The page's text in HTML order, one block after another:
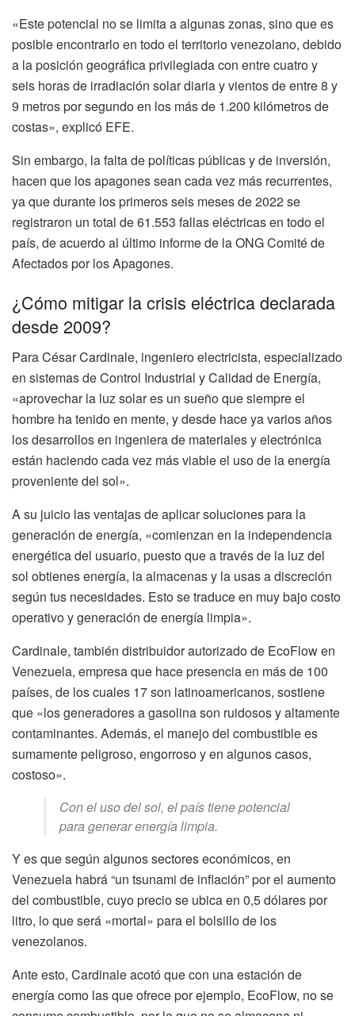
«Este potencial no se limita a algunas zonas, sino que es
posible encontrarlo en todo el territorio venezolano, debido
a la posición geográfica privilegiada con entre cuatro y
seis horas de irradiación solar diaria y vientos de entre 8 y
9 metros por segundo en los más de 1.200 kilómetros de
costas», explicó EFE.
Sin embargo, la falta de políticas públicas y de inversión,
hacen que los apagones sean cada vez más recurrentes,
ya que durante los primeros seis meses de 2022 se
registraron un total de 61.553 fallas eléctricas en todo el
país, de acuerdo al último informe de la ONG Comité de
Afectados por los Apagones.
¿Cómo mitigar la crisis eléctrica declarada
desde 2009?
Para César Cardinale, ingeniero electricista, especializado
en sistemas de Control Industrial y Calidad de Energía,
«aprovechar la luz solar es un sueño que siempre el
hombre ha tenido en mente, y desde hace ya varios años
los desarrollos en ingeniera de materiales y electrónica
están haciendo cada vez más viable el uso de la energía
proveniente del sol».
A su juicio las ventajas de aplicar soluciones para la
generación de energía, «comienzan en la independencia
energética del usuario, puesto que a través de la luz del
sol obtienes energía, la almacenas y la usas a discreción
según tus necesidades. Esto se traduce en muy bajo costo
operativo y generación de energía limpia».
Cardinale, también distribuidor autorizado de EcoFlow en
Venezuela, empresa que hace presencia en más de 100
países, de los cuales 17 son latinoamericanos, sostiene
que «los generadores a gasolina son ruidosos y altamente
contaminantes. Además, el manejo del combustible es
sumamente peligroso, engorroso y en algunos casos,
costoso».
Con el uso del sol, el país tiene potencial
para generar energía limpia.
Y es que según algunos sectores económicos, en
Venezuela habrá “un tsunami de inflación” por el aumento
del combustible, cuyo precio se ubica en 0,5 dólares por
litro, lo que será «mortal» para el bolsillo de los
venezolanos.
Ante esto, Cardinale acotó que con una estación de
energía como las que ofrece por ejemplo, EcoFlow, no se